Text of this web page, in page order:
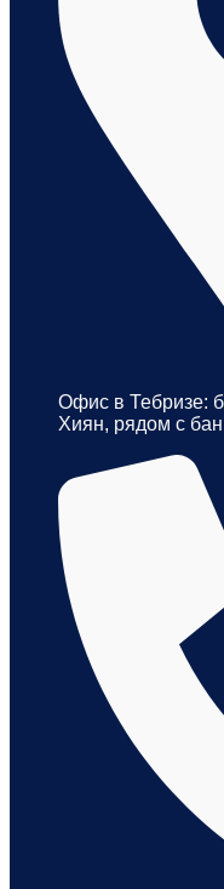
Офис в Тебризе:
Хиян, рядом с